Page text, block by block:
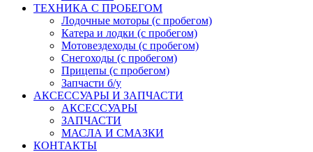
ТЕХНИКА С ПРОБЕГОМ
Лодочные моторы (с пробегом)
Катера и лодки (с пробегом)
Мотовездеходы (с пробегом)
Снегоходы (с пробегом)
Прицепы (с пробегом)
Запчасти б/у
АКСЕССУАРЫ И ЗАПЧАСТИ
АКСЕССУАРЫ
ЗАПЧАСТИ
МАСЛА И СМАЗКИ
КОНТАКТЫ